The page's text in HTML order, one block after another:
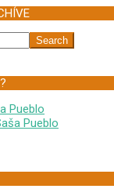
Pueblo
Pueblo